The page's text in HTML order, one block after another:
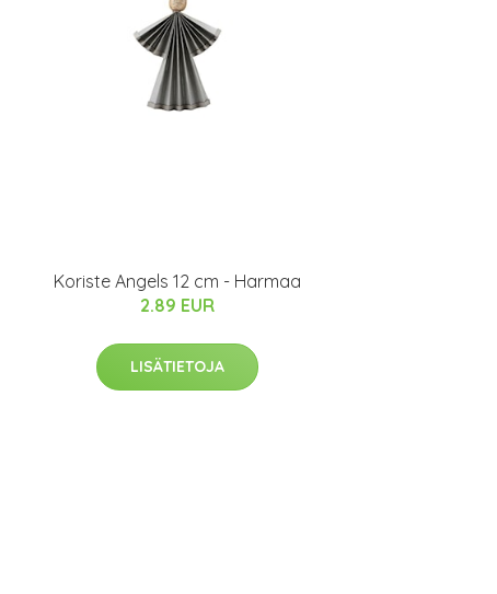
Koriste Angels 12 cm - Harmaa
2.89 EUR
LISÄTIETOJA